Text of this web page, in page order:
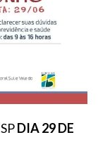
DIA 29 DE